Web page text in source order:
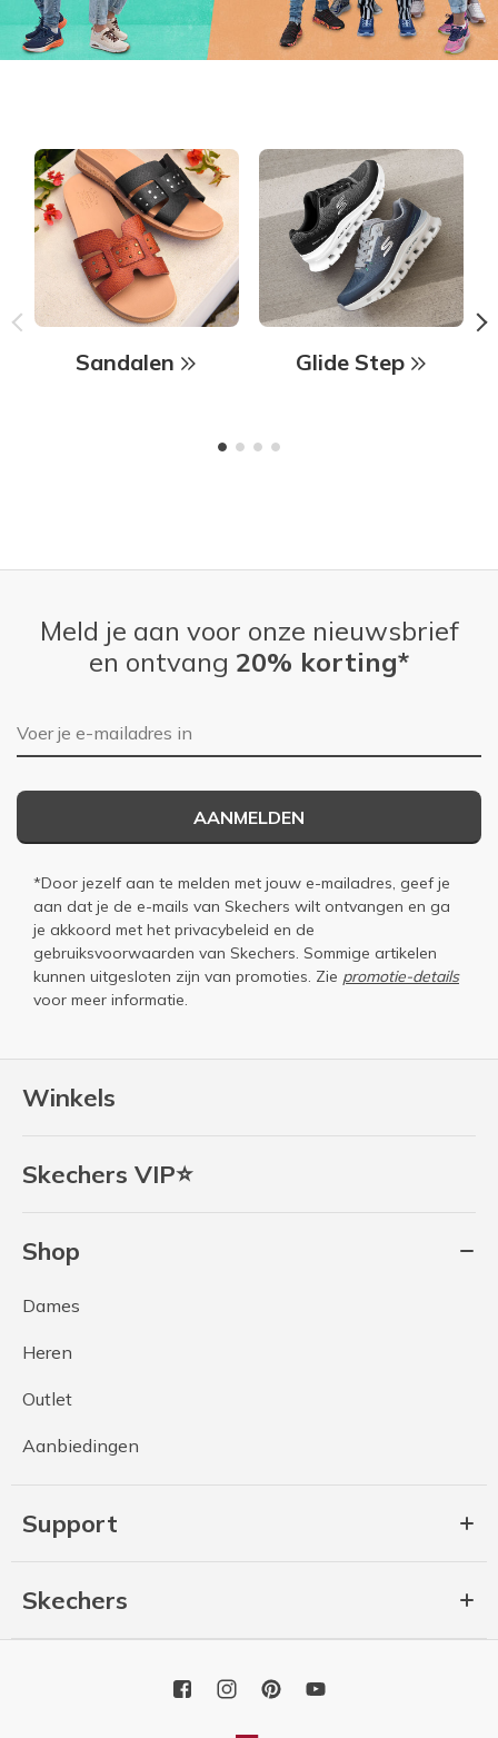
Sandalen Glide Step
Winkels
Skechers VIP⭐
Shop
Dames
Heren
Outlet
Aanbiedingen
Support
Skechers
Meld je aan voor onze nieuwsbrief
en ontvang 20% korting*
E-mailadres
AANMELDEN
*Door jezelf aan te melden met jouw e-mailadres, geef je
aan dat je de e-mails van Skechers wilt ontvangen en ga
je akkoord met het privacybeleid en de
gebruiksvoorwaarden van Skechers. Sommige artikelen
kunnen uitgesloten zijn van promoties. Zie promotie-details
voor meer informatie.